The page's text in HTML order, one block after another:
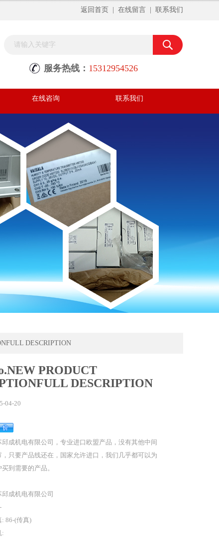
返回首页 在线留言 联系我们
服务热线： 15312954526
在线咨询 联系我们
DESCRIPTION
PRODUCT
DESCRIPTION
04-20
邱成机电有限公司，专业进口欧盟产品，没有其他中间
，只要产品线还在，国家允许进口，我们几乎都可以为
到需要的产品。
邱成机电有限公司
: 86-(传真)
: